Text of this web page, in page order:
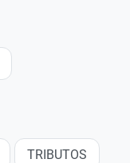
TRIBUTOS